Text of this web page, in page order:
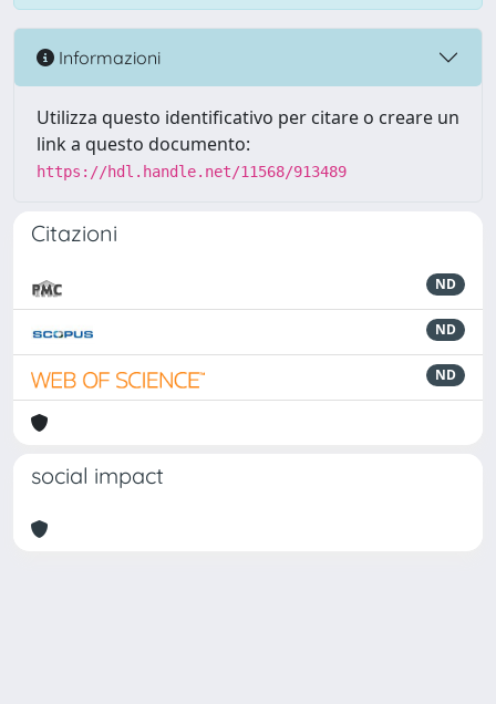
Informazioni
Utilizza questo identificativo per citare o creare un
link a questo documento:
https://hdl.handle.net/11568/913489
Citazioni
ND
ND
ND
social impact